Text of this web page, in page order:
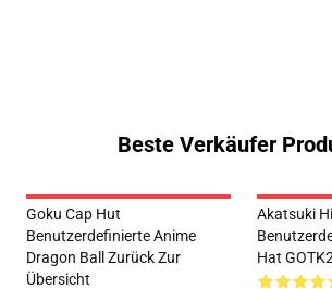
Beste Verkäufer
Goku Cap Hut
Benutzerdefinierte Anime
Dragon Ball Zurück Zur
Übersicht
Akatsuki
Hat